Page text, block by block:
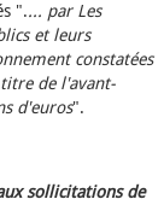
".... par Les
et leurs
constatées
de l'avant-
d'euros".
sollicitations de